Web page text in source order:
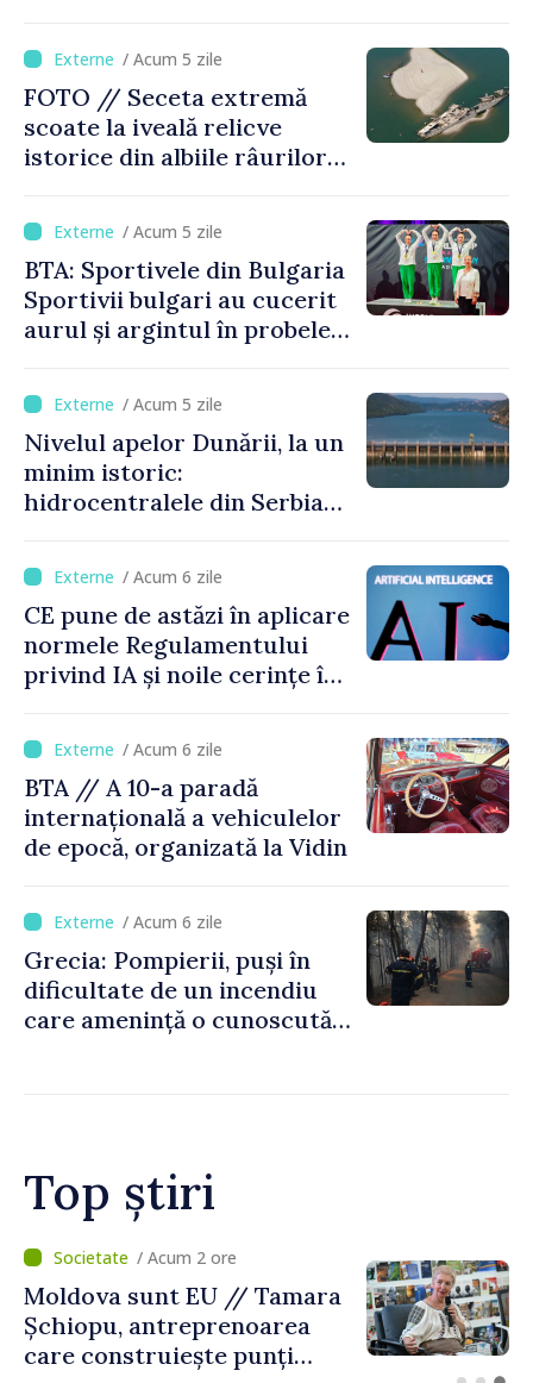
/ Acum 5 zile
FOTO // Seceta extremă
scoate la iveală relicve
istorice din albiile râurilor
/ Acum 5 zile
BTA: Sportivele din Bulgaria
Sportivii bulgari au cucerit
aurul și argintul în probele
de gimnastică aerobică de la
Oradea
/ Acum 5 zile
Nivelul apelor Dunării, la un
minim istoric:
hidrocentralele din Serbia
capacitate
/ Acum 6 zile
CE pune de astăzi în aplicare
normele Regulamentului
privind IA și noile cerințe în
/ Acum 6 zile
BTA // A 10-a paradă
internațională a vehiculelor
de epocă, organizată la Vidin
/ Acum 6 zile
Grecia: Pompierii, puși în
dificultate de un incendiu
care amenință o cunoscută
Top știri
/ Acum 55 minute
O dronă a intrat în Bulgaria
dinspre România și a
explodat la 100 de metri de